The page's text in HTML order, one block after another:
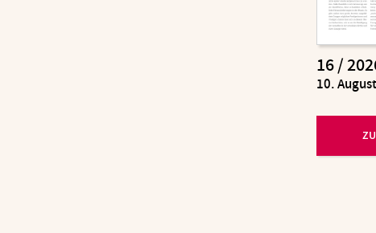
16 /
:
10.